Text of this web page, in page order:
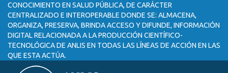
CONOCIMIENTO EN SALUD PÚBLICA, DE CARÁCTER
CENTRALIZADO E INTEROPERABLE DONDE SE: ALMACENA,
ORGANIZA, PRESERVA, BRINDA ACCESO Y DIFUNDE, INFORMACIÓN
DIGITAL RELACIONADA A LA PRODUCCIÓN CIENTÍFICO-
TECNOLÓGICA DE ANLIS EN TODAS LAS LÍNEAS DE ACCIÓN EN LAS
QUE ESTA ACTÚA.